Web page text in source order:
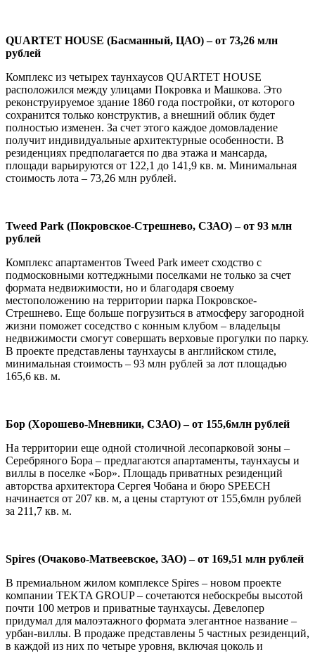
QUARTET HOUSE (Басманный, ЦАО) – от 73,26 млн
рублей
Комплекс из четырех таунхаусов QUARTET HOUSE
расположился между улицами Покровка и Машкова. Это
реконструируемое здание 1860 года постройки, от которого
сохранится только конструктив, а внешний облик будет
полностью изменен. За счет этого каждое домовладение
получит индивидуальные архитектурные особенности. В
резиденциях предполагается по два этажа и мансарда,
площади варьируются от 122,1 до 141,9 кв. м. Минимальная
стоимость лота – 73,26 млн рублей.
Tweed Park (Покровское-Стрешнево, СЗАО) – от 93 млн
рублей
Комплекс апартаментов Tweed Park имеет сходство с
подмосковными коттеджными поселками не только за счет
формата недвижимости, но и благодаря своему
местоположению на территории парка Покровское-
Стрешнево. Еще больше погрузиться в атмосферу загородной
жизни поможет соседство с конным клубом ­– владельцы
недвижимости смогут совершать верховые прогулки по парку.
В проекте представлены таунхаусы в английском стиле,
минимальная стоимость – 93 млн рублей за лот площадью
165,6 кв. м.
Бор (Хорошево-Мневники, СЗАО) – от 155,6млн рублей
На территории еще одной столичной лесопарковой зоны –
Серебряного Бора – предлагаются апартаменты, таунхаусы и
виллы в поселке «Бор». Площадь приватных резиденций
авторства архитектора Сергея Чобана и бюро SPEECH
начинается от 207 кв. м, а цены стартуют от 155,6млн рублей
за 211,7 кв. м.
Spires (Очаково-Матвеевское, ЗАО) – от 169,51 млн рублей
В премиальном жилом комплексе Spires – новом проекте
компании TEKTA GROUP – сочетаются небоскребы высотой
почти 100 метров и приватные таунхаусы. Девелопер
придумал для малоэтажного формата элегантное название –
урбан-виллы. В продаже представлены 5 частных резиденций,
в каждой из них по четыре уровня, включая цоколь и